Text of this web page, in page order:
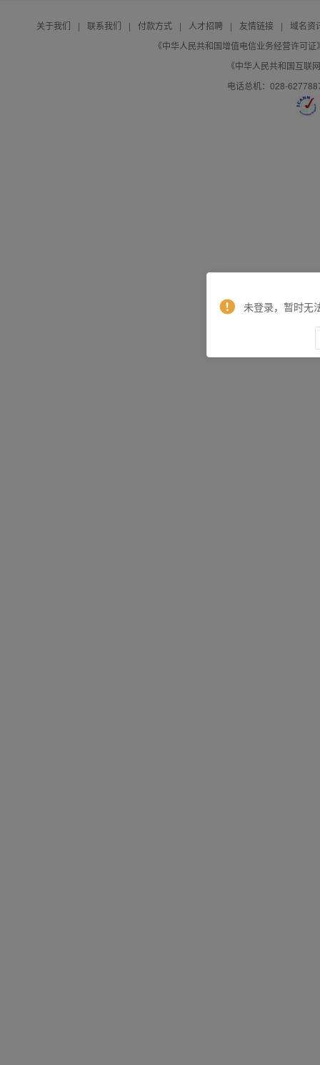
关于我们 | 联系我们 | 付款方式 | 人才招聘 | 友情链接 |
域名资
《中华人民共和国增值电信业务经营许可
《中华人民共和国互联
电话总机：028-
未登录，暂时无